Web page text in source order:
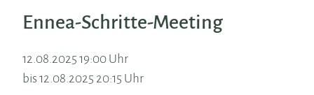
Ennea-Schritte-Meeting
12.08.2025 19:00 Uhr
bis 12.08.2025 20:15 Uhr